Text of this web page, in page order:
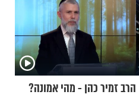
הרב זמיר כהן - מהי אמונה?